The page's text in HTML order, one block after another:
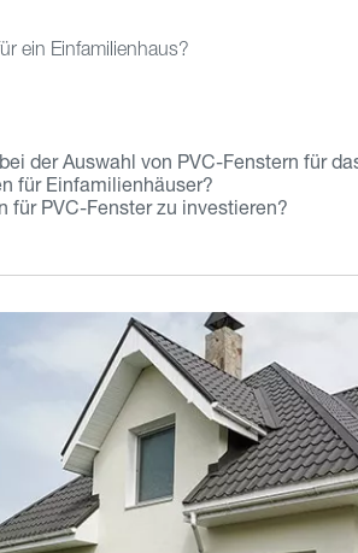
ein Einfamilienhaus?
der Auswahl von PVC-Fenstern für
für Einfamilienhäuser?
für PVC-Fenster zu investieren?